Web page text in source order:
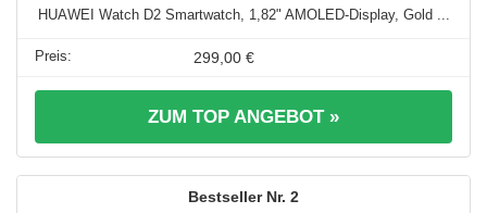
HUAWEI Watch D2 Smartwatch, 1,82" AMOLED-Display, Gold ...
299,00 €
ZUM TOP ANGEBOT »
2